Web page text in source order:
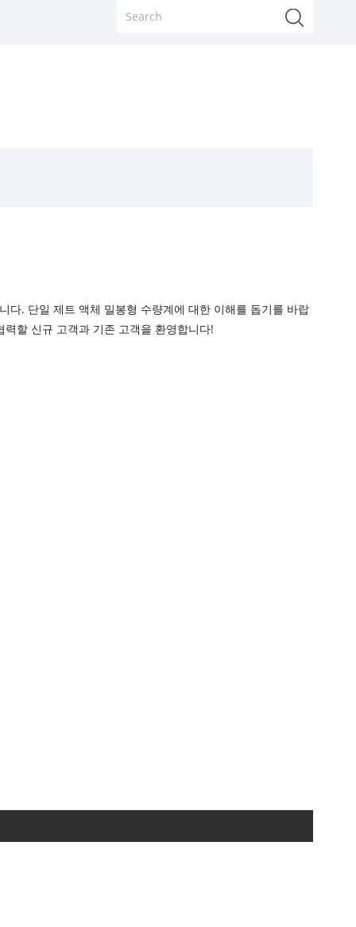
다. 단일 제트 액체 밀봉형 수량계에 대한 이해를 돕기를 바랍
할 신규 고객과 기존 고객을 환영합니다!